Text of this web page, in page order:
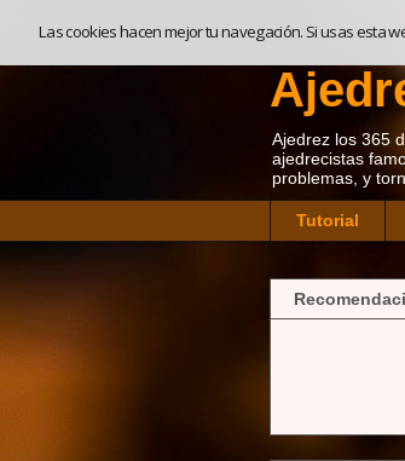
Las cookies hacen mejor tu navegación. Si usas esta
Ajedrez los 365
ajedrecistas
problemas, y
Tutorial